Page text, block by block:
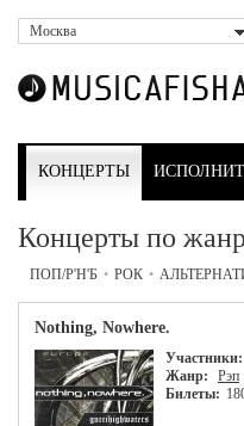
Москва
КОНЦЕРТЫ
Концерты по
ПОП/Р'Н'Б • РОК •
Nothing, Nowhere.
Участники:
Жанр:
Рэп
Билеты: